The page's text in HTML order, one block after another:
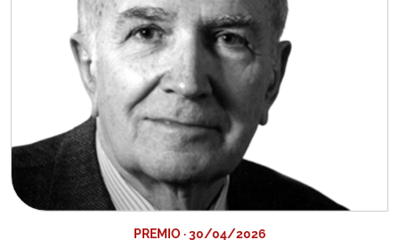
PREMIO · 30/04/2026
CONVOCADA LA 11ª EDICIÓN DEL PREMIO
"ADRIÁN CELAYA PARA JÓVENES JURISTAS"